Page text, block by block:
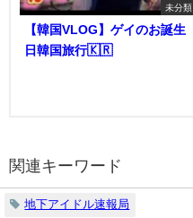
未分類
【韓国VLOG】ゲイのお誕生
日韓国旅行🇰🇷
関連キーワード
地下アイドル速報局